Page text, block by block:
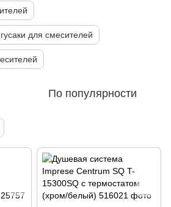
для смесителей
По популярности